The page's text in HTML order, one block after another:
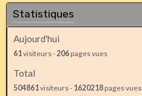
Statistiques
Aujourd'hui
61visiteurs - 206pages vues
Total
504861visiteurs - 1620218pages vues